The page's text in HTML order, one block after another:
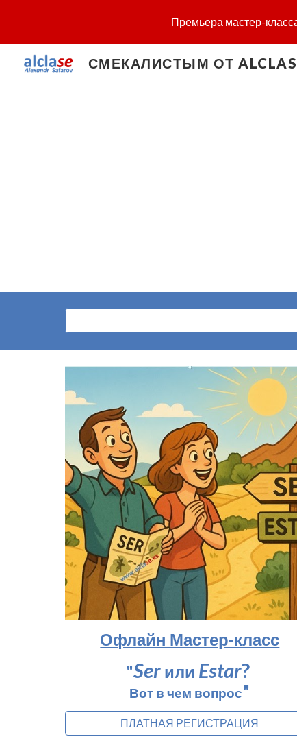
Премьера мастер-
СМЕКАЛИСТЫМ ОТ
Офлайн Мастер-класс
"Ser или Estar?
Вот в чем вопрос"
ПЛАТНАЯ РЕГИСТРАЦИЯ